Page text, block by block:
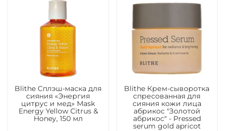
Blithe Сплэш-маска для
сияния «Энергия
цитрус и мед» Mask
Energy Yellow Citrus &
Honey, 150 мл
Blithe Крем-сыворотка
спресованная для
сияния кожи лица
абрикос "Золотой
абрикос" - Pressed
serum gold apricot